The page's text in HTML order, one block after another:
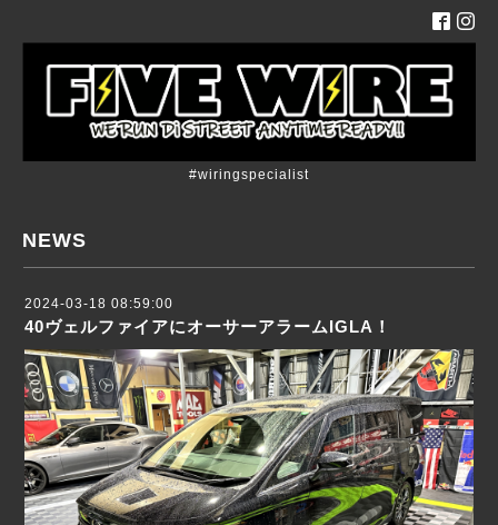
#wiringspecialist
NEWS
2024-03-18 08:59:00
40ヴェルファイアにオーサーアラームIGLA！